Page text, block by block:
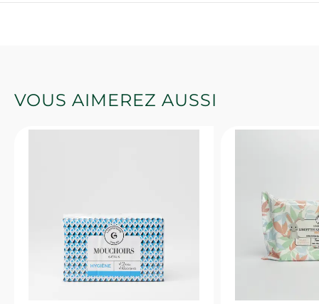
VOUS AIMEREZ AUSSI